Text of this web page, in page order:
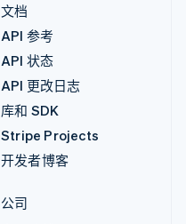
文档
API 参考
API 状态
API 更改日志
库和 SDK
Stripe Projects
开发者博客
公司